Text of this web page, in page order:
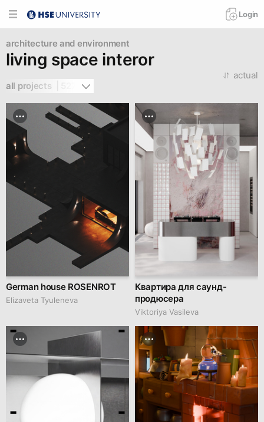
Login
architecture and environment
living space interor
all projects  | 527
actual
German house ROSENROT
Elizaveta Tyuleneva
Квартира для саунд-
продюсера
Viktoriya Vasileva